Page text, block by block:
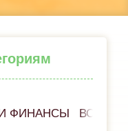
ФИНАНСЫ ВСЁ